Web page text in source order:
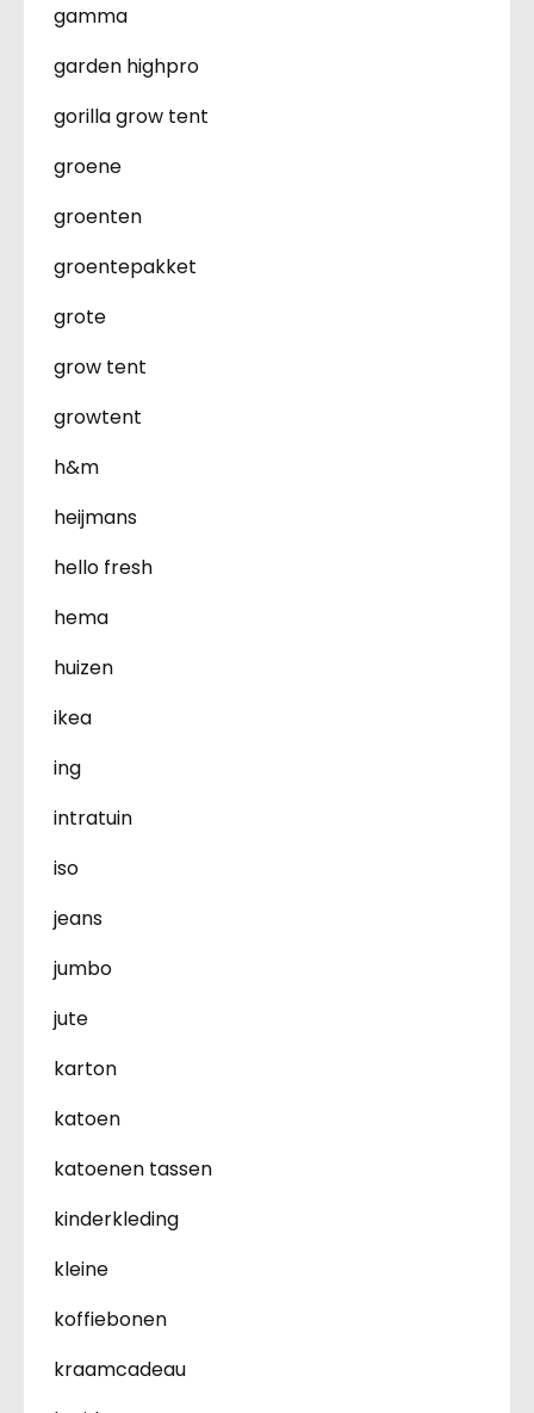
gamma
garden highpro
gorilla grow tent
groene
groenten
groentepakket
grote
grow tent
growtent
h&m
heijmans
hello fresh
hema
huizen
ikea
ing
intratuin
iso
jeans
jumbo
jute
karton
katoen
katoenen tassen
kinderkleding
kleine
koffiebonen
kraamcadeau